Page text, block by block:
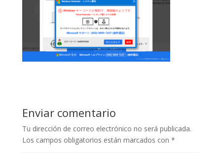
Enviar comentario
Tu dirección de correo electrónico no será publicada.
Los campos obligatorios están marcados con *